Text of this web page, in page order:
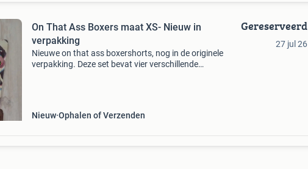
On That Ass Boxers maat XS- Nieuw in
verpakking
Nieuwe on that ass boxershorts, nog in de originele
verpakking. Deze set bevat vier verschillende
Nieuw Ophalen of Verzenden
Gereserveerd
27 jul 26